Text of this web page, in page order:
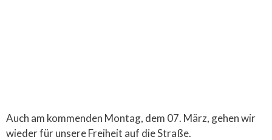
Auch am kommenden Montag, dem 07. März, gehen wir
wieder für unsere Freiheit auf die Straße.